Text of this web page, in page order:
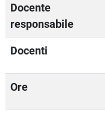
Docente
responsabile
Docenti
Ore